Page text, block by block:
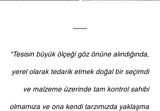
“Tesisin büyük ölçeği göz önüne alındığında,
yerel olarak tedarik etmek doğal bir seçimdi
ve malzeme üzerinde tam kontrol sahibi
olmamıza ve ona kendi tarzımızda yaklaşma